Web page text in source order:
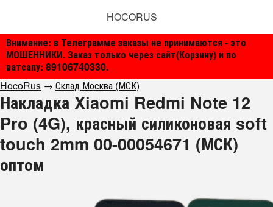
Внимание: в Телеграмме заказы не принимаются - это
МОШЕННИКИ. Заказ только через сайт(Корзину) и по
ватсапу: 89106740330.
HOCORUS
HocoRus → Склад Москва (МСК)
Накладка Xiaomi Redmi Note 12
Pro (4G), красный силиконовая soft
touch 2mm 00-00054671 (МСК)
оптом